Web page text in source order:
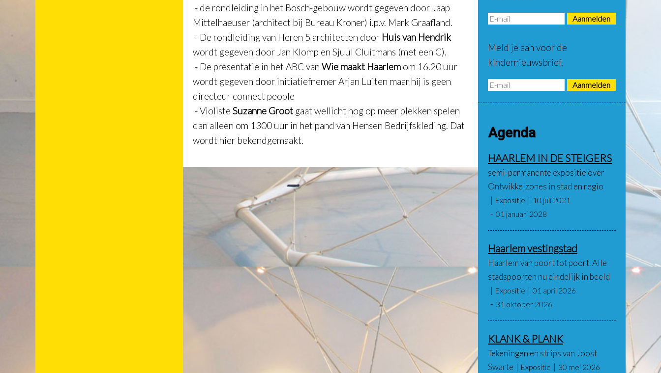
- de rondleiding in het Bosch-gebouw wordt gegeven door Jaap
Mittelhaeuser (architect bij Bureau Kroner) i.p.v. Mark Graafland.
- De rondleiding van Heren 5 architecten door Huis van Hendrik
wordt gegeven door Jan Klomp en Sjuul Cluitmans (met een C).
- De presentatie in het ABC van Wie maakt Haarlem om 16.20 uur
wordt gegeven door initiatiefnemer Arjan Luiten maar hij is geen
directeur connect people
- Violiste Suzanne Groot gaat wellicht nog op meer plekken spelen
dan alleen om 1300 uur in het pand van Hensen Bedrijfskleding. Dat
wordt hier bekendgemaakt.
Meld je aan voor de
kindernieuwsbrief.
Agenda
HAARLEM IN DE STEIGERS
semi-permanente expositie over
Ontwikkelzones in stad en regio
Expositie
10 juli 2021
01 januari 2028
Haarlem vestingstad
Haarlem van poort tot poort. Alle
stadspoorten nu eindelijk in beeld
Expositie
01 april 2026
31 oktober 2026
KLANK & PLANK
Tekeningen en strips van Joost
Swarte
Expositie
30 mei 2026